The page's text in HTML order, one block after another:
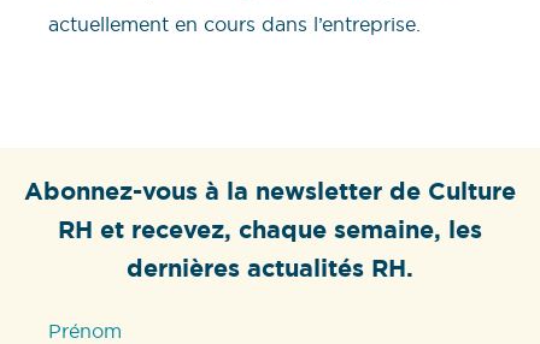
actuellement en cours dans l’entreprise.
Abonnez-vous à la newsletter de Culture
RH et recevez, chaque semaine, les
dernières actualités RH.
Prénom